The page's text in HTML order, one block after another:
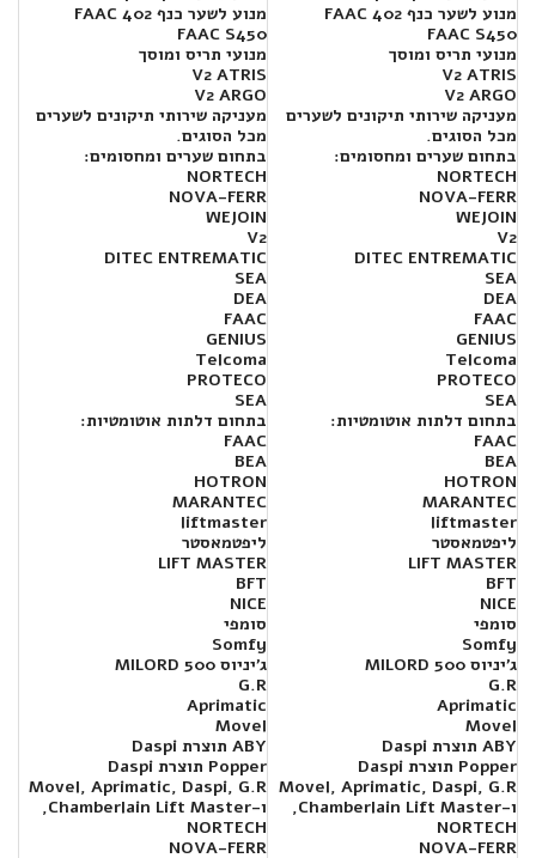
מנוע לשער כנף FAAC 402
FAAC S450
מנועי תריס ומוסך
V2 ATRIS
V2 ARGO
מעניקה שירותי תיקונים לשערים
מכל הסוגים.
בתחום שערים ומחסומים:
NORTECH
NOVA-FERR
WEJOIN
V2
DITEC ENTREMATIC
SEA
DEA
FAAC
GENIUS
Telcoma
PROTECO
SEA
בתחום דלתות אוטומטיות:
FAAC
BEA
HOTRON
MARANTEC
liftmaster
ליפטמאסטר
LIFT MASTER
BFT
NICE
סומפי
Somfy
ג'יניוס MILORD 500
G.R
Aprimatic
Movel
ABY תוצרת Daspi
Popper תוצרת Daspi
Movel, Aprimatic, Daspi, G.R
ו-Chamberlain Lift Master,
NORTECH
NOVA-FERR
מנוע לשער כנף FAAC 402
FAAC S450
מנועי תריס ומוסך
V2 ATRIS
V2 ARGO
מעניקה שירותי תיקונים לשערים
מכל הסוגים.
בתחום שערים ומחסומים:
NORTECH
NOVA-FERR
WEJOIN
V2
DITEC ENTREMATIC
SEA
DEA
FAAC
GENIUS
Telcoma
PROTECO
SEA
בתחום דלתות אוטומטיות:
FAAC
BEA
HOTRON
MARANTEC
liftmaster
ליפטמאסטר
LIFT MASTER
BFT
NICE
סומפי
Somfy
ג'יניוס MILORD 500
G.R
Aprimatic
Movel
ABY תוצרת Daspi
Popper תוצרת Daspi
Movel, Aprimatic, Daspi, G.R
ו-Chamberlain Lift Master,
NORTECH
NOVA-FERR